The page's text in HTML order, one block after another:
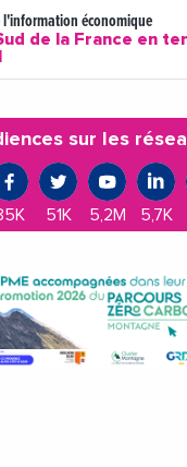
l'information économique
de la France en
sur les
51K 5,2M 5,7K